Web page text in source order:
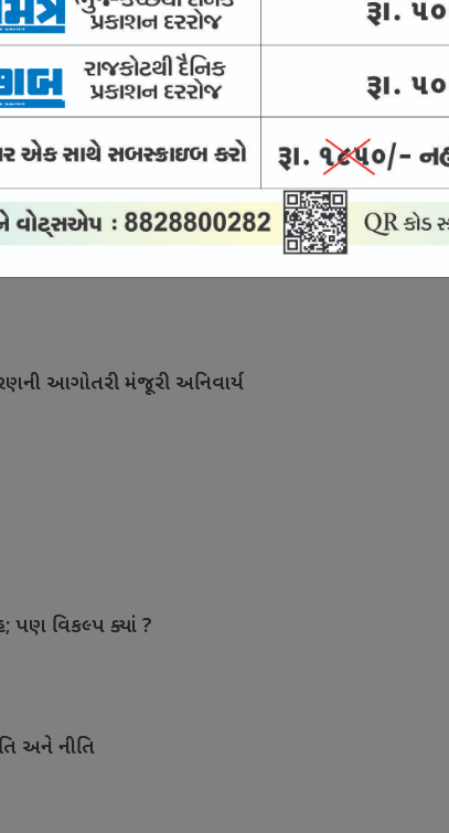
જગાવી નવી ઉમ્મીદ
પરિણામ
આગોતરી મંજૂરી અનિવાર્ય
પણ વિકલ્પ ક્યાં ?
અને નીતિ